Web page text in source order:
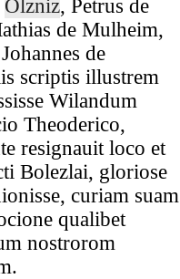
Olzniz, Petrus de
de Mulheim,
de
scriptis illustrem
Wilandum
Theoderico,
resignauit loco et
Bolezlai, gloriose
curiam suam
qualibet
nostrorom